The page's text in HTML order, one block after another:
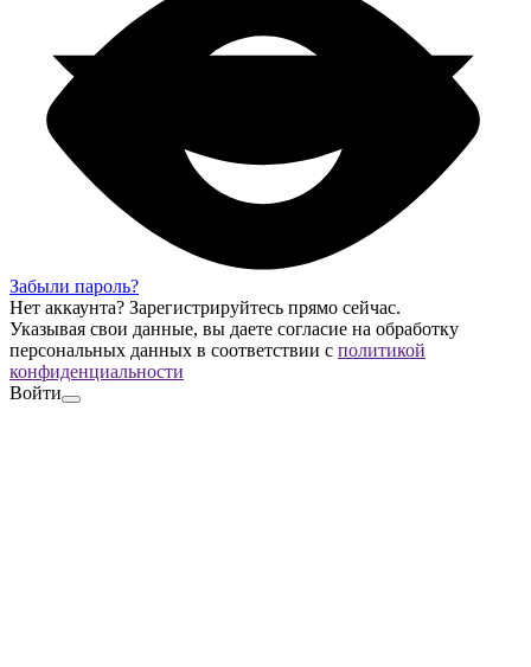
Забыли пароль?
Нет аккаунта? Зарегистрируйтесь прямо сейчас.
Указывая свои данные, вы даете согласие на обработку
персональных данных в соответствии с политикой
конфиденциальности
Войти